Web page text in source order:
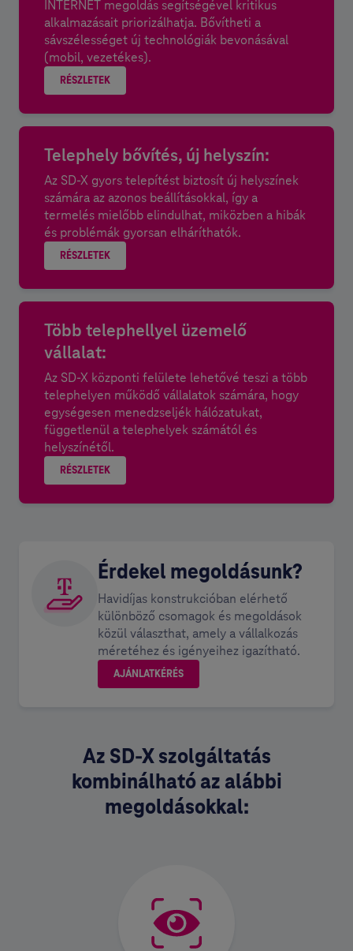
INTERNET megoldás segítségével kritikus
alkalmazásait priorizálhatja. Bővítheti a
sávszélességet új technológiák bevonásával
(mobil, vezetékes).
RÉSZLETEK
Telephely bővítés, új helyszín:
Az SD-X gyors telepítést biztosít új helyszínek
számára az azonos beállításokkal, így a
termelés mielőbb elindulhat, miközben a hibák
és problémák gyorsan elháríthatók.
RÉSZLETEK
Több telephellyel üzemelő
vállalat:
Az SD-X központi felülete lehetővé teszi a több
telephelyen működő vállalatok számára, hogy
egységesen menedzseljék hálózatukat,
függetlenül a telephelyek számától és
helyszínétől.
RÉSZLETEK
Érdekel megoldásunk?
Havidíjas konstrukcióban elérhető
különböző csomagok és megoldások
közül választhat, amely a vállalkozás
méretéhez és igényeihez igazítható.
AJÁNLATKÉRÉS
Az SD-X szolgáltatás
kombinálható az alábbi
megoldásokkal: